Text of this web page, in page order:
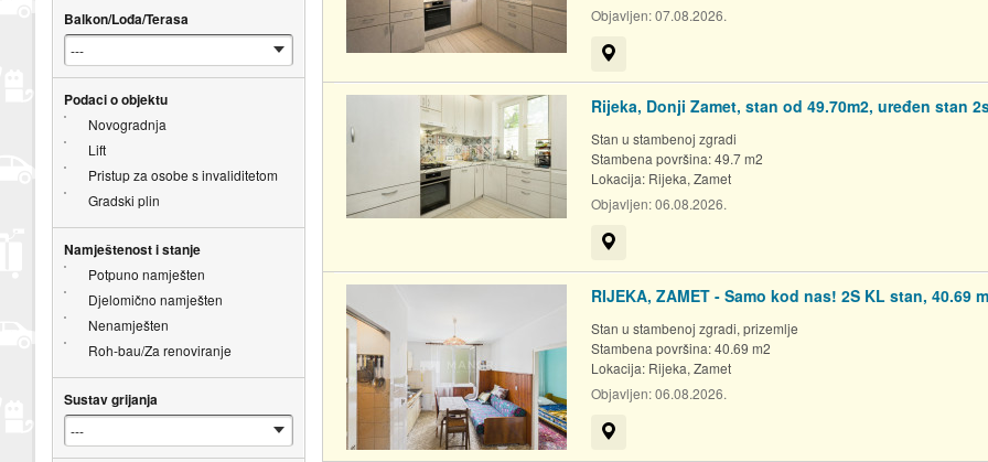
Objavljen:07.08.2026.
Rijeka, Donji Zamet, stan od 49.70m2, uređen stan
Stan u stambenoj zgradi
Stambena površina: 49.7 m2
Lokacija: Rijeka, Zamet
Objavljen:06.08.2026.
RIJEKA, ZAMET - Samo kod nas! 2S KL stan, 40.69
Stan u stambenoj zgradi, prizemlje
Stambena površina: 40.69 m2
Lokacija: Rijeka, Zamet
Objavljen:06.08.2026.
Balkon/Lođa/Terasa
Podaci o objektu
Novogradnja
Lift
Pristup za osobe s invaliditetom
Gradski plin
Namještenost i stanje
Potpuno namješten
Djelomično namješten
Nenamješten
Roh-bau/Za renoviranje
Sustav grijanja